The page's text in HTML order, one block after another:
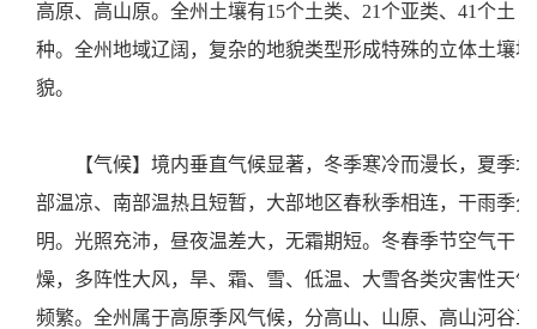
高原、高山原。全州土壤有15个土类、21个亚类、41个土
种。全州地域辽阔，复杂的地貌类型形成特殊的立体土壤地
貌。
【气候】境内垂直气候显著，冬季寒冷而漫长，夏季北
部温凉、南部温热且短暂，大部地区春秋季相连，干雨季分
明。光照充沛，昼夜温差大，无霜期短。冬春季节空气干
燥，多阵性大风，旱、霜、雪、低温、大雪各类灾害性天气
频繁。全州属于高原季风气候，分高山、山原、高山河谷三